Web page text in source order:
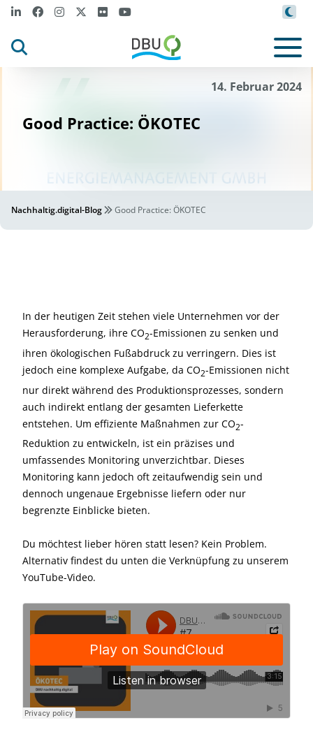
14. Februar 2024
Good Practice: ÖKOTEC
Nachhaltig.digital-Blog Good Practice: ÖKOTEC
In der heutigen Zeit stehen viele Unternehmen vor der
Herausforderung, ihre CO2-Emissionen zu senken und
ihren ökologischen Fußabdruck zu verringern. Dies ist
jedoch eine komplexe Aufgabe, da CO2-Emissionen nicht
nur direkt während des Produktionsprozesses, sondern
auch indirekt entlang der gesamten Lieferkette
entstehen. Um effiziente Maßnahmen zur CO2-
Reduktion zu entwickeln, ist ein präzises und
umfassendes Monitoring unverzichtbar. Dieses
Monitoring kann jedoch oft zeitaufwendig sein und
dennoch ungenaue Ergebnisse liefern oder nur
begrenzte Einblicke bieten.
Du möchtest lieber hören statt lesen? Kein Problem.
Alternativ findest du unten die Verknüpfung zu unserem
YouTube-Video.